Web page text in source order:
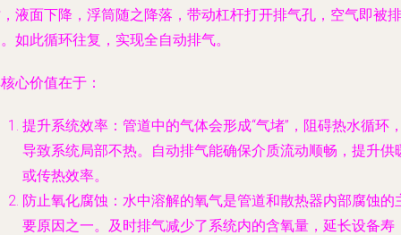
液面下降，浮筒随之降落，带动杠杆打开排气孔，空气即被排
如此循环往复，实现全自动排气。
心价值在于：
提升系统效率 ：管道中的气体会形成“气堵”，阻碍热水循环
导致系统局部不热。自动排气能确保介质流动顺畅，提升供
或传热效率。
防止氧化腐蚀 ：水中溶解的氧气是管道和散热器内部腐蚀的
要原因之一。及时排气减少了系统内的含氧量，延长设备寿